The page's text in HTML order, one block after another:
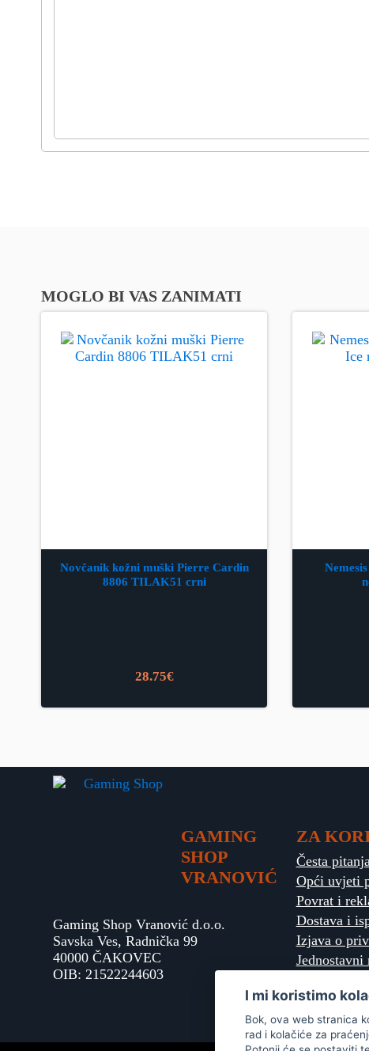
MOGLO BI VAS ZANIMATI
Novčanik kožni muški Pierre Cardin
8806 TILAK51 crni
28.75€
GAMING
SHOP
VRANOVIĆ
Gaming Shop Vranović d.o.o.
Savska Ves, Radnička 99
40000 ČAKOVEC
OIB: 21522244603
ZA
Česta
Opći uvjeti
Povrat i
Dostava i
Izjava o
Jednostavni
I mi koristimo
Bok, ova web stranica
rad i kolačiće za